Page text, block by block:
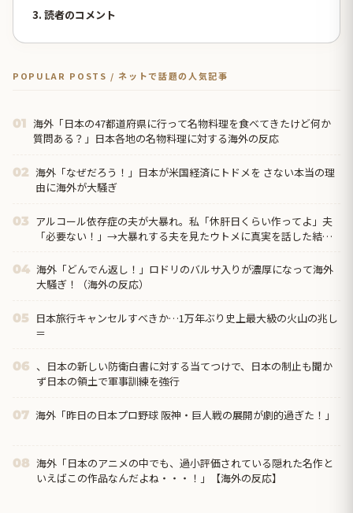
3. 読者のコメント
POPULAR POSTS / ネットで話題の人気記事
01 海外「日本の47都道府県に行って名物料理を食べてきたけど何か
質問ある？」日本各地の名物料理に対する海外の反応
02 海外「なぜだろう！」日本が米国経済にトドメを さない本当の理
由に海外が大騒ぎ
03 アルコール依存症の夫が大暴れ。私「休肝日くらい作ってよ」夫
「必要ない！」→大暴れする夫を見たウトメに真実を話した結
04 海外「どんでん返し！」ロドリのバルサ入りが濃厚になって海外
大騒ぎ！（海外の反応）
05 日本旅行キャンセルすべきか…1万年ぶり史上最大級の火山の兆し
＝
06 、日本の新しい防衛白書に対する当てつけで、日本の制止も聞か
ず日本の領土で軍事訓練を強行
07 海外「昨日の日本プロ野球 阪神・巨人戦の展開が劇的過ぎた！」
08 海外「日本のアニメの中でも、過小評価されている隠れた名作と
いえばこの作品なんだよね・・・！」【海外の反応】